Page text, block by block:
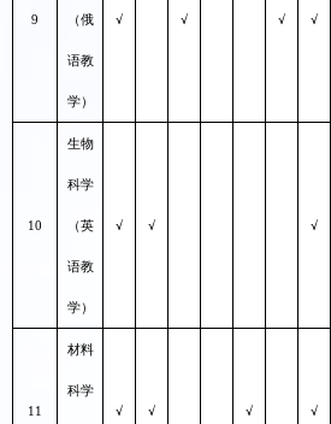
9 （俄
语教
学）
√ √ √ √
10
生物
科学
（英
语教
学）
√ √ √
11
材料
科学
√ √ √ √